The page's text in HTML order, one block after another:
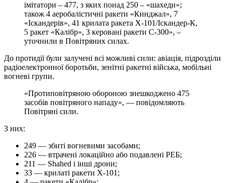
імітатори – 477, з яких понад 250 – «шахеди»;
також 4 аеробалістичні ракети «Кинджал», 7
«Іскандерів», 41 крилата ракета Х-101/Іскандер-К,
5 ракет «Калібр», 3 керовані ракети С-300», –
уточнили в Повітряних силах.
До протидії були залучені всі можливі сили: авіація, підрозділи
радіоелектронної боротьби, зенітні ракетні війська, мобільні
вогневі групи.
«Протиповітряною обороною знешкоджено 475
засобів повітряного нападу», — повідомляють
Повітряні сили.
З них:
249 — збиті вогневими засобами;
226 — втрачені локаційно або подавлені РЕБ;
211 — Shahed і інші дрони;
33 — крилаті ракети Х-101;